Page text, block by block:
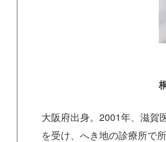
大阪府出身。2001年、滋賀
を受け、へき地の診療所で